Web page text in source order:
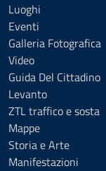
Luoghi
Eventi
Galleria Fotografica
Video
Guida Del Cittadino
Levanto
ZTL traffico e sosta
Mappe
Storia e Arte
Manifestazioni